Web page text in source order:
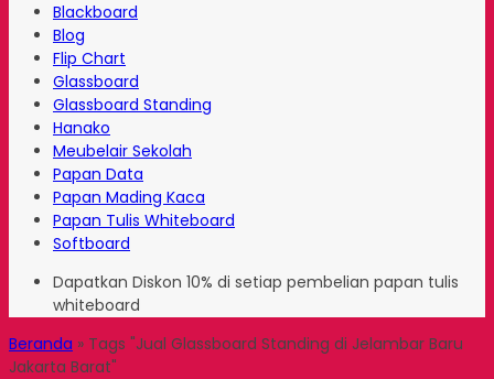
Blackboard
Blog
Flip Chart
Glassboard
Glassboard Standing
Hanako
Meubelair Sekolah
Papan Data
Papan Mading Kaca
Papan Tulis Whiteboard
Softboard
Dapatkan Diskon 10% di setiap pembelian papan tulis
whiteboard
Beranda » Tags "Jual Glassboard Standing di Jelambar Baru
Jakarta Barat"